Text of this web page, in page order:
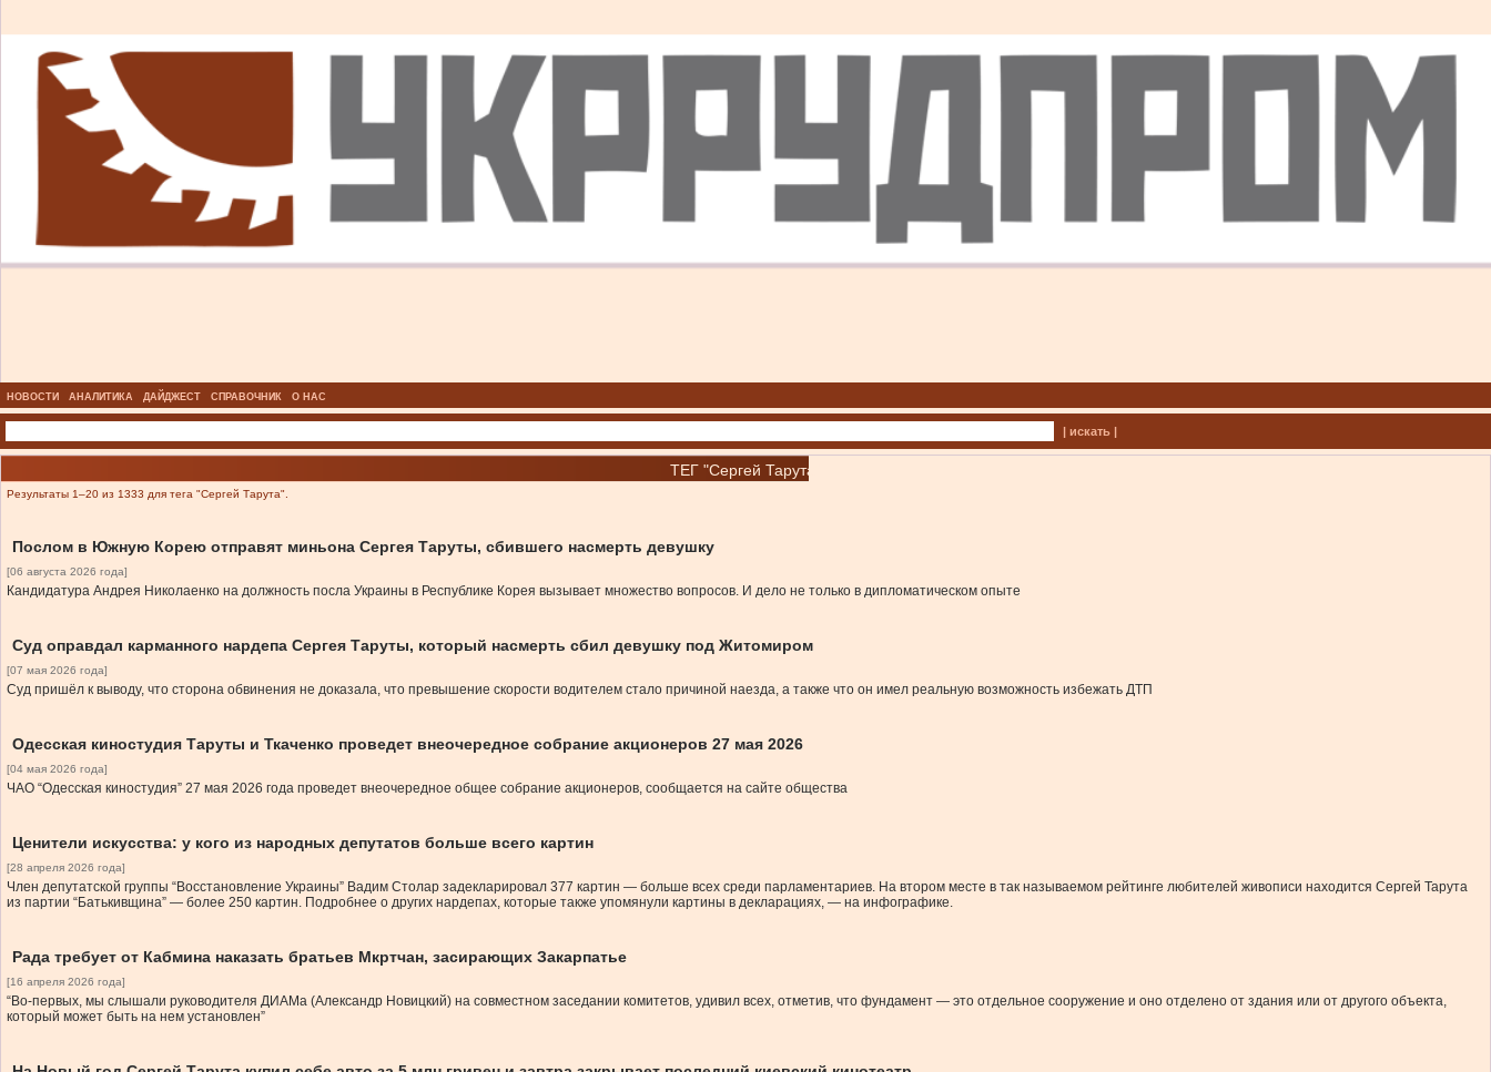
НОВОСТИ АНАЛИТИКА ДАЙДЖЕСТ СПРАВОЧНИК О НАС
| искать |
ТЕГ "Сергей Тарута"
Результаты 1–20 из 1333 для тега "Сергей Тарута".
Послом в Южную Корею отправят миньона Сергея Таруты, сбившего насмерть девушку
[06 августа 2026 года]
Кандидатура Андрея Николаенко на должность посла Украины в Республике Корея вызывает множество вопросов. И дело не только в дипломатическом опыте
Суд оправдал карманного нардепа Сергея Таруты, который насмерть сбил девушку под Житомиром
[07 мая 2026 года]
Суд пришёл к выводу, что сторона обвинения не доказала, что превышение скорости водителем стало причиной наезда, а также что он имел реальную возможность избежать ДТП
Одесская киностудия Таруты и Ткаченко проведет внеочередное собрание акционеров 27 мая 2026
[04 мая 2026 года]
ЧАО “Одесская киностудия” 27 мая 2026 года проведет внеочередное общее собрание акционеров, сообщается на сайте общества
Ценители искусства: у кого из народных депутатов больше всего картин
[28 апреля 2026 года]
Член депутатской группы “Восстановление Украины” Вадим Столар задекларировал 377 картин — больше всех среди парламентариев. На втором месте в так называемом рейтинге любителей живописи находится Сергей Тарута
из партии “Батькивщина” — более 250 картин. Подробнее о других нардепах, которые также упомянули картины в декларациях, — на инфографике.
Рада требует от Кабмина наказать братьев Мкртчан, засирающих Закарпатье
[16 апреля 2026 года]
“Во-первых, мы слышали руководителя ДИАМа (Александр Новицкий) на совместном заседании комитетов, удивил всех, отметив, что фундамент — это отдельное сооружение и оно отделено от здания или от другого объекта,
который может быть на нем установлен”